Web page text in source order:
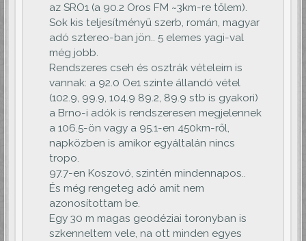
az SRO1 (a 90.2 Oros FM ~3km-re tőlem).
Sok kis teljesítményű szerb, román, magyar
adó sztereo-ban jön.. 5 elemes yagi-val
még jobb.
Rendszeres cseh és osztrák vételeim is
vannak: a 92.0 Oe1 szinte állandó vétel
(102.9, 99.9, 104.9 89.2, 89.9 stb is gyakori)
a Brno-i adók is rendszeresen megjelennek
a 106.5-ön vagy a 95.1-en 450km-ről,
napközben is amikor egyáltalán nincs
tropo.
97.7-en Koszovó, szintén mindennapos..
És még rengeteg adó amit nem
azonosítottam be.
Egy 30 m magas geodéziai toronyban is
szkenneltem vele, na ott minden egyes